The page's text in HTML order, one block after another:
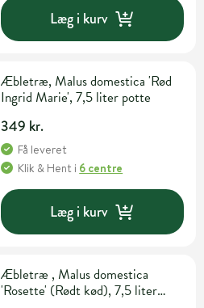
Læg i kurv
Æbletræ, Malus domestica 'Rød
Ingrid Marie', 7,5 liter potte
349 kr.
Få leveret
Klik & Hent i 6 centre
Læg i kurv
Æbletræ , Malus domestica
'Rosette' (Rødt kød), 7,5 liter